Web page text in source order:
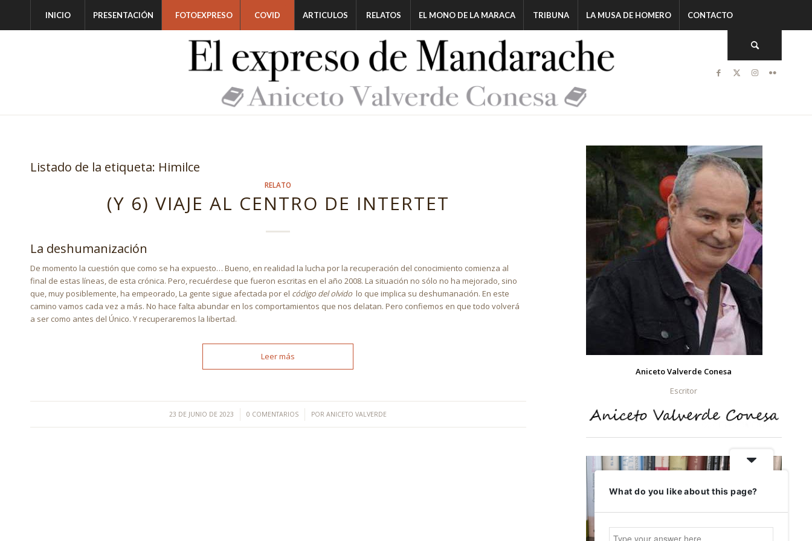
INICIO PRESENTACIÓN FOTOEXPRESO COVID ARTICULOS RELATOS EL MONO DE LA MARACA TRIBUNA LA MUSA DE HOMERO CONTACTO
Listado de la etiqueta: Himilce
RELATO
(Y 6) VIAJE AL CENTRO DE INTERTET
La deshumanización
De momento la cuestión que como se ha expuesto… Bueno, en realidad la lucha por la recuperación del conocimiento comienza al
final de estas líneas, de esta crónica. Pero, recuérdese que fueron escritas en el año 2008. La situación no sólo no ha mejorado, sino
que, muy posiblemente, ha empeorado, La gente sigue afectada por el código del olvido lo que implica su deshumanación. En este
camino vamos cada vez a más. No hace falta abundar en los comportamientos que nos delatan. Pero confiemos en que todo volverá
a ser como antes del Único. Y recuperaremos la libertad.
Leer más
23 DE JUNIO DE 2023
/ 0 COMENTARIOS
/ PORANICETO VALVERDE
Aniceto Valverde Conesa
Escritor
What do you like about this page?